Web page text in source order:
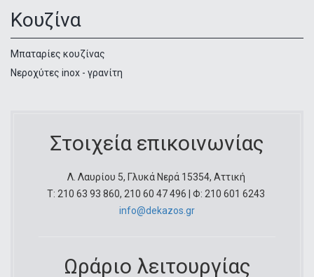
Κουζίνα
Μπαταρίες κουζίνας
Νεροχύτες inox - γρανίτη
Στοιχεία επικοινωνίας
Λ. Λαυρίου 5, Γλυκά Νερά 15354, Αττική
Τ: 210 63 93 860, 210 60 47 496 | Φ: 210 601 6243
info@dekazos.gr
Ωράριο λειτουργίας